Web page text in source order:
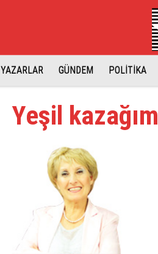
YAZARLAR GÜNDEM POLİTİKA
Yeşil kazağım